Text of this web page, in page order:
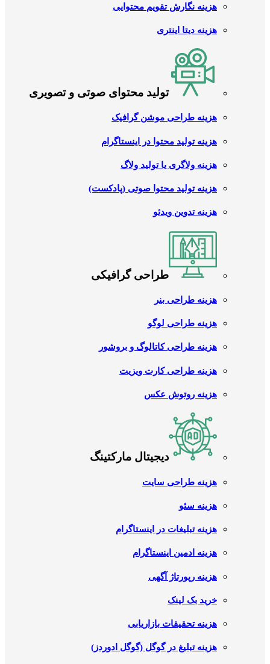
هزینه نگارش تقویم محتوایی
هزینه دیتا اینتری
تولید محتوای صوتی و تصویری
هزینه طراحی موشن گرافیک
هزینه تولید محتوا در اینستاگرام
هزینه ولاگری یا تولید ولاگ
هزینه تولید محتوا صوتی (پادکست)
هزینه تدوین ویدئو
طراحی گرافیکی
هزینه طراحی بنر
هزینه طراحی لوگو
هزینه طراحی کاتالوگ و بروشور
هزینه طراحی کارت ویزیت
هزینه روتوش عکس
دیجیتال مارکتینگ
هزینه طراحی سایت
هزینه سئو
هزینه تبلیغات در اینستاگرام
هزینه ادمین اینستاگرام
هزینه رپورتاژ آگهی
خرید بک لینک
هزینه تحقیقات بازاریابی
هزینه تبلیغ در گوگل (گوگل ادوردز)